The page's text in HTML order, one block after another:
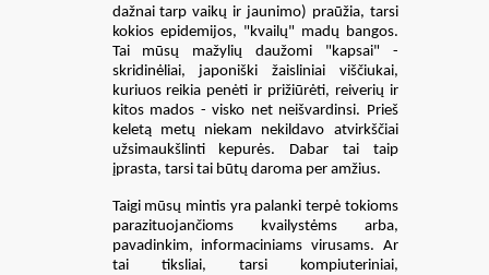
dažnai tarp vaikų ir jaunimo) praūžia, tarsi
kokios epidemijos, "kvailų" madų bangos.
Tai mūsų mažylių daužomi "kapsai" -
skridinėliai, japoniški žaisliniai viščiukai,
kuriuos reikia penėti ir prižiūrėti, reiverių ir
kitos mados - visko net neišvardinsi. Prieš
keletą metų niekam nekildavo atvirkščiai
užsimaukšlinti kepurės. Dabar tai taip
įprasta, tarsi tai būtų daroma per amžius.
Taigi mūsų mintis yra palanki terpė tokioms
parazituojančioms kvailystėms arba,
pavadinkim, informaciniams virusams. Ar
tai tiksliai, tarsi kompiuteriniai,